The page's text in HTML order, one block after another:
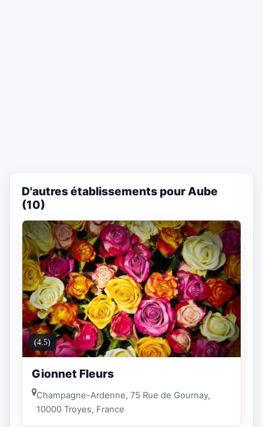
D'autres établissements pour Aube
(10)
(4.5)
Gionnet Fleurs
Champagne-Ardenne, 75 Rue de Gournay,
10000 Troyes, France